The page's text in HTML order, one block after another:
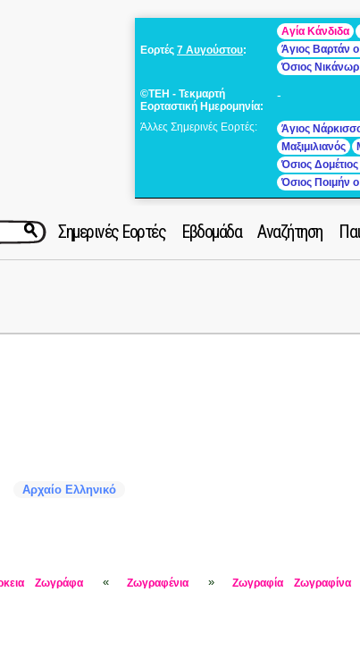
Εορτές 7 Αυγούστου:
Αγία Κάνδιδα
Άγιος Βαρτάν
Όσιος
©ΤΕΗ - Τεκμαρτή
Εορταστική Ημερομηνία:
-
Άλλες Σημερινές Εορτές: Άγιος
Μαξιμιλιανός
Όσιος
Όσιος Ποιμήν
Σημερινές Εορτές Εβδομάδα Αναζήτηση
Αρχαίο Ελληνικό
Ζωγράφα « Ζωγραφένια » Ζωγραφία Ζωγραφίνα